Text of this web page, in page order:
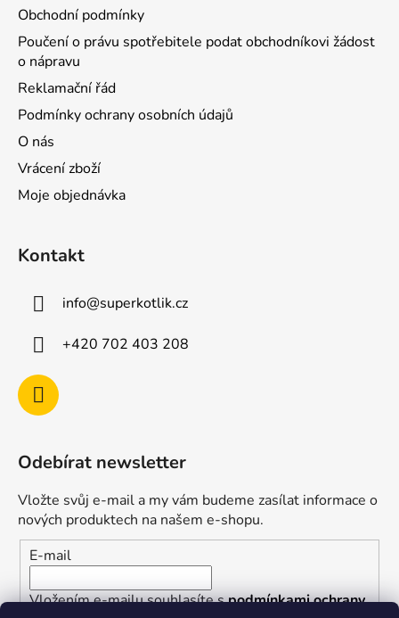
Obchodní podmínky
Poučení o právu spotřebitele podat obchodníkovi žádost
o nápravu
Reklamační řád
Podmínky ochrany osobních údajů
O nás
Vrácení zboží
Moje objednávka
Kontakt
info@superkotlik.cz
+420 702 403 208
Odebírat newsletter
Vložte svůj e-mail a my vám budeme zasílat informace o
nových produktech na našem e-shopu.
E-mail
Vložením e-mailu souhlasíte spodmínkami ochrany